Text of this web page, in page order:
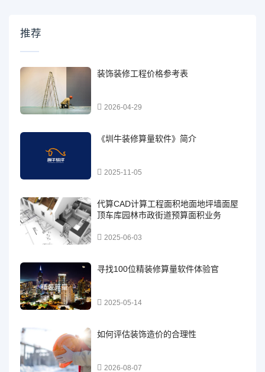
推荐
装饰装修工程价格参考表
2026-04-29
《圳牛装修算量软件》简介
2025-11-05
代算CAD计算工程面积地面地坪墙面屋
顶车库园林市政街道预算面积业务
2025-06-03
寻找100位精装修算量软件体验官
2025-05-14
如何评估装饰造价的合理性
2026-08-07